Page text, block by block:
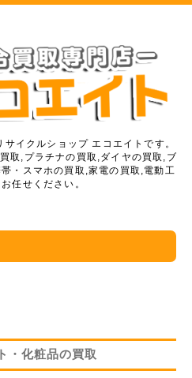
イクルショップ エコエイトです。
取,プラチナの買取,ダイヤの買取,ブ
・スマホの買取,家電の買取,電動工
任せください。
・化粧品の買取